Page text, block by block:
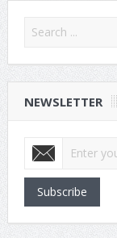
NEWSLETTER
Subscribe